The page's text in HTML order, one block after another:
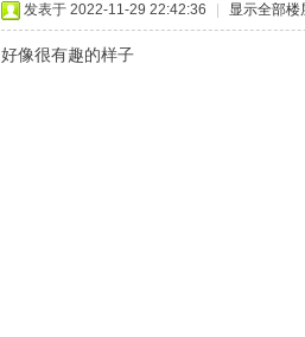
发表于 2022-11-29 22:42:36 显示全部楼
好像很有趣的样子